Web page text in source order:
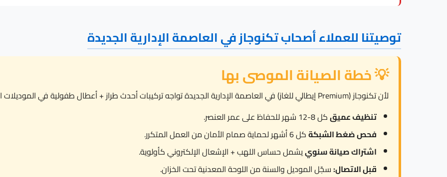
توصيتنا للعملاء أصحاب تكنوجاز في العاصمة الإدارية الجديدة
💡 خطة الصيانة الموصى بها
لأن تكنوجاز (Premium إيطالي للغاز) في العاصمة الإدارية الجديدة تواجه تركيبات أحدث طراز + أعطال طفولية في الموديلات الذكية و130-180 ppm من المياه، ننصح بـ:
تنظيف عميقكل 8-12 شهر للحفاظ على عمر العنصر.
فحص ضغط الشبكةكل 6 أشهر لحماية صمام الأمان من العمل المتكرر.
اشتراك صيانة سنوييشمل حساس اللهب + الإشعال الإلكتروني كأولوية.
قبل الاتصال:سجّل الموديل والسنة من اللوحة المعدنية تحت الخزان.